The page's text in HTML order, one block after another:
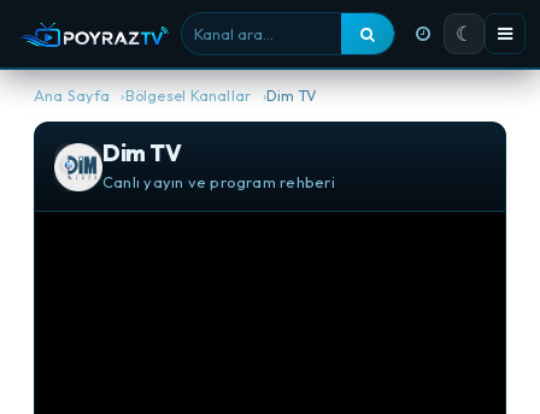
Kanal ara ☾
Ana Sayfa Bölgesel Kanallar Dim TV
Dim TV
Canlı yayın ve program rehberi